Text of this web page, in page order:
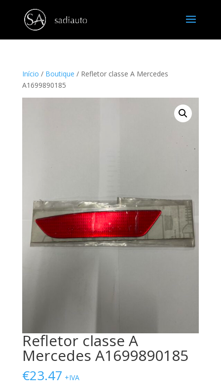
Início / Boutique / Refletor classe A Mercedes
A1699890185
Refletor classe A
Mercedes A1699890185
€23.47 +IVA